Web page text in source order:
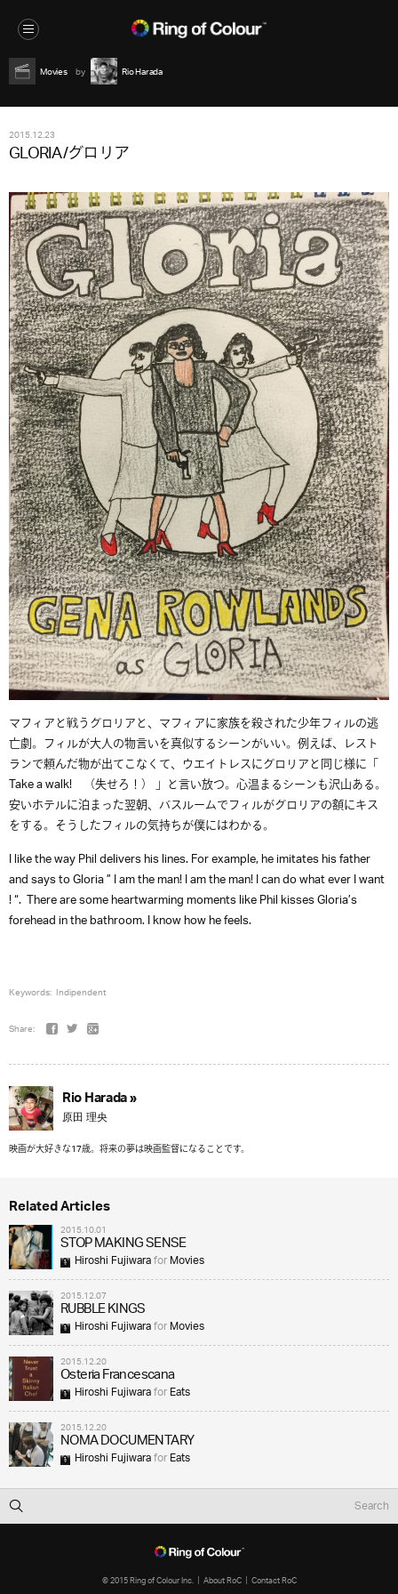
Movies Rio Harada
2015.12.23
GLORIA/グロリア
マフィアと戦うグロリアと、マフィアに家族を殺された少年フィルの逃
亡劇。フィルが大人の物言いを真似するシーンがいい。例えば、レスト
ランで頼んだ物が出てこなくて、ウエイトレスにグロリアと同じ様に「
Take a walk! （失せろ！） 」と言い放つ。心温まるシーンも沢山ある。
安いホテルに泊まった翌朝、バスルームでフィルがグロリアの額にキス
をする。そうしたフィルの気持ちが僕にはわかる。
I like the way Phil delivers his lines. For example, he imitates his father
and says to Gloria ” I am the man! I am the man! I can do what ever I want
! “. There are some heartwarming moments like Phil kisses Gloria’s
forehead in the bathroom. I know how he feels.
Keywords: Indipendent
Share:
Rio Harada »
原田 理央
映画が大好きな17歳。将来の夢は映画監督になることです。
Related Articles
2015.10.01
STOP MAKING SENSE
Hiroshi FujiwaraforMovies
2015.12.07
RUBBLE KINGS
Hiroshi FujiwaraforMovies
2015.12.20
Osteria Francescana
Hiroshi FujiwaraforEats
2015.12.20
NOMA DOCUMENTARY
Hiroshi FujiwaraforEats
© 2015 Ring of Colour Inc. About RoC Contact RoC